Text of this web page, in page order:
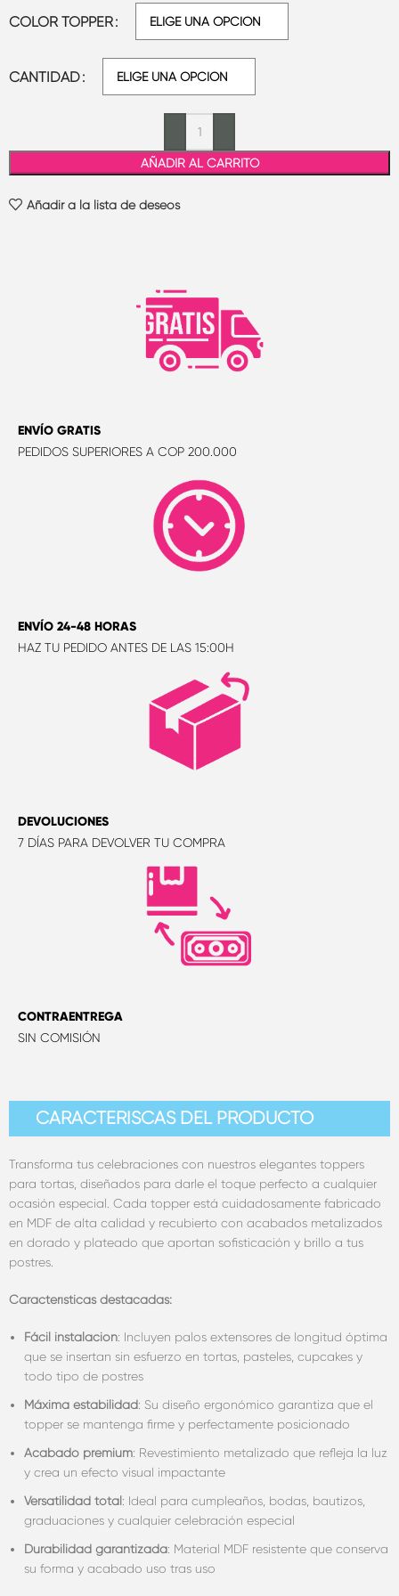
COLOR TOPPER
CANTIDAD
AÑADIR AL CARRITO
Añadir a la lista de deseos
ENVÍO GRATIS
PEDIDOS SUPERIORES A COP 200.000
ENVÍO 24-48 HORAS
HAZ TU PEDIDO ANTES DE LAS 15:00H
DEVOLUCIONES
7 DÍAS PARA DEVOLVER TU COMPRA
CONTRAENTREGA
SIN COMISIÓN
CARACTERÍSCAS DEL PRODUCTO
Transforma tus celebraciones con nuestros elegantes toppers
para tortas, diseñados para darle el toque perfecto a cualquier
ocasión especial. Cada topper está cuidadosamente fabricado
en MDF de alta calidad y recubierto con acabados metalizados
en dorado y plateado que aportan sofisticación y brillo a tus
postres.
Características destacadas:
Fácil instalación: Incluyen palos extensores de longitud óptima
que se insertan sin esfuerzo en tortas, pasteles, cupcakes y
todo tipo de postres
Máxima estabilidad: Su diseño ergonómico garantiza que el
topper se mantenga firme y perfectamente posicionado
Acabado premium: Revestimiento metalizado que refleja la luz
y crea un efecto visual impactante
Versatilidad total: Ideal para cumpleaños, bodas, bautizos,
graduaciones y cualquier celebración especial
Durabilidad garantizada: Material MDF resistente que conserva
su forma y acabado uso tras uso